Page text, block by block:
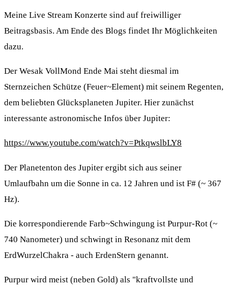
Meine Live Stream Konzerte sind auf freiwilliger
Beitragsbasis. Am Ende des Blogs findet Ihr Möglichkeiten
dazu.
Der Wesak VollMond Ende Mai steht diesmal im
Sternzeichen Schütze (Feuer~Element) mit seinem Regenten,
dem beliebten Glücksplaneten Jupiter. Hier zunächst
interessante astronomische Infos über Jupiter:
https://www.youtube.com/watch?v=PtkqwslbLY8
Der Planetenton des Jupiter ergibt sich aus seiner
Umlaufbahn um die Sonne in ca. 12 Jahren und ist F# (~ 367
Hz).
Die korrespondierende Farb~Schwingung ist Purpur-Rot (~
740 Nanometer) und schwingt in Resonanz mit dem
ErdWurzelChakra - auch ErdenStern genannt.
Purpur wird meist (neben Gold) als "kraftvollste und